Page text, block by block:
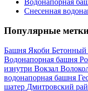
Водонапорная
Снесенная
Популярные
Башня Якоби Бетонный
Водонапорная башня
изнутри Вокзал
водонапорная башня
шатер Дмитровский